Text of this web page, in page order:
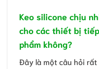
Keo silicone chịu
cho các thiết bị
phẩm không?
Đây là một câu hỏi rất